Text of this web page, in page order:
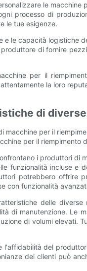
le
processo di
le tue esigenze.
e le capacità
di fornire
per il
la loro
di
macchine per il
per il riempimento
i produttori
funzionalità incluse e
potrebbero offrire
con funzionalità
delle
di manutenzione. Le
di volumi elevati.
l'affidabilità del
dei clienti può